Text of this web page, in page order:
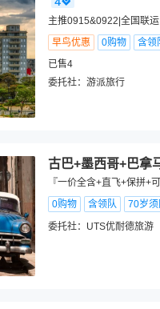
主推0915&0922|全国联
早鸟优惠
0购物
含领
已售4
委托社： 游派旅行
古巴+墨西哥+巴拿
『一价全含+直飞+保拼+
0购物
含领队
70岁
委托社： UTS优耐德旅游